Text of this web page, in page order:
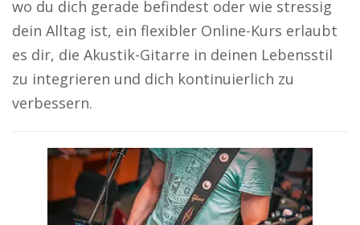
wo du dich gerade befindest oder wie stressig
dein Alltag ist, ein flexibler Online-Kurs erlaubt
es dir, die Akustik-Gitarre in deinen Lebensstil
zu integrieren und dich kontinuierlich zu
verbessern.